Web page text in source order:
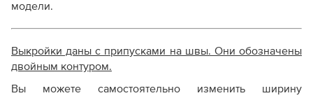
модели.
Выкройки даны с припусками на швы. Они обозначены
двойным контуром.
Вы можете самостоятельно изменить ширину